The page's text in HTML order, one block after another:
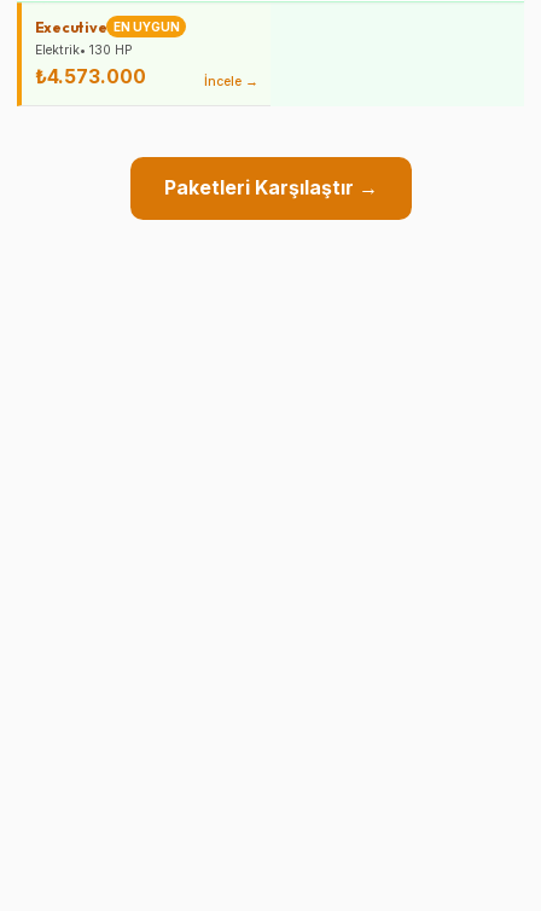
Executive EN UYGUN
Elektrik• 130 HP
₺4.573.000 İncele →
Paketleri Karşılaştır →